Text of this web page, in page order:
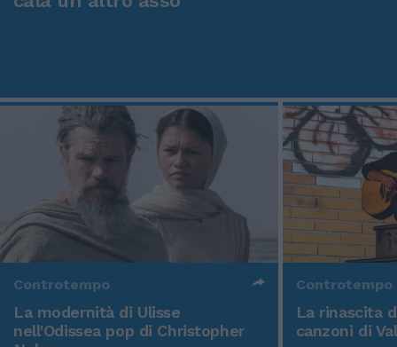
Controtempo
La modernità di Ulisse
nell'Odissea pop di Christopher
Controtempo
La rinascita
canzoni di